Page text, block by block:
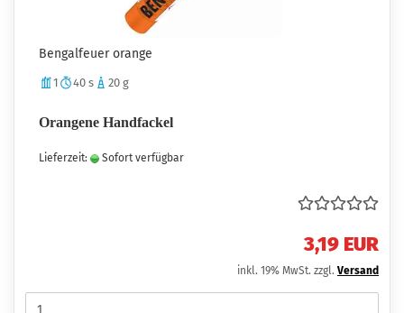
Bengalfeuer orange
1 40 s 20 g
Orangene Handfackel
Lieferzeit: Sofort verfügbar
3,19 EUR
inkl. 19% MwSt. zzgl. Versand